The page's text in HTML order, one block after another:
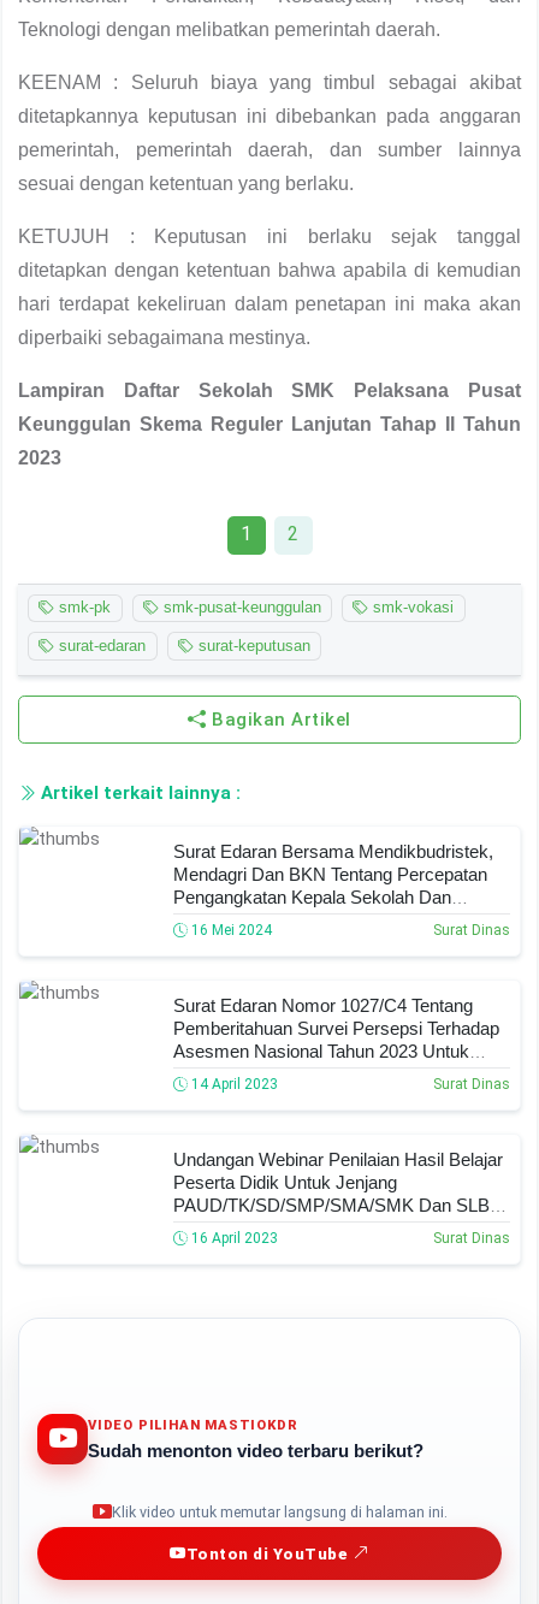
Teknologi dengan melibatkan pemerintah daerah.
KEENAM : Seluruh biaya yang timbul sebagai akibat
ditetapkannya keputusan ini dibebankan pada anggaran
pemerintah, pemerintah daerah, dan sumber lainnya
sesuai dengan ketentuan yang berlaku.
KETUJUH : Keputusan ini berlaku sejak tanggal
ditetapkan dengan ketentuan bahwa apabila di kemudian
hari terdapat kekeliruan dalam penetapan ini maka akan
diperbaiki sebagaimana mestinya.
Lampiran Daftar Sekolah SMK Pelaksana Pusat
Keunggulan Skema Reguler Lanjutan Tahap II Tahun
2023
1 2
smk-pk smk-pusat-keunggulan smk-vokasi
surat-edaran surat-keputusan
Bagikan Artikel
Artikel terkait lainnya :
Surat Edaran Bersama Mendikbudristek,
Mendagri Dan BKN Tentang Percepatan
Pengangkatan Kepala Sekolah Dan
Pengawas Sekolah Tahun 2024
16 Mei 2024 Surat Dinas
Surat Edaran Nomor 1027/C4 Tentang
Pemberitahuan Survei Persepsi Terhadap
Asesmen Nasional Tahun 2023 Untuk
Jenjang
TK/PAUD/SD/SMP/SMA/SMK/SLB
14 April 2023 Surat Dinas
Undangan Webinar Penilaian Hasil Belajar
Peserta Didik Untuk Jenjang
PAUD/TK/SD/SMP/SMA/SMK Dan SLB
Tahun 2023
16 April 2023 Surat Dinas
VIDEO PILIHAN MASTIOKDR
Sudah menonton video terbaru berikut?
Klik video untuk memutar langsung di halaman ini.
Tonton di YouTube